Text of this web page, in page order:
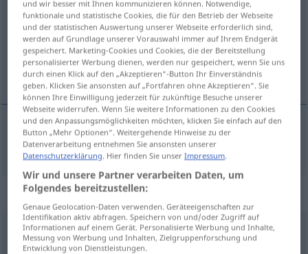
Übersicht aller Übersetzungen
(Für mehr Details die Übersetzung anklicken/antippen)
sablast, utvara, prikaza
sablast,utvara,prikaza Spuk
Synonyme für "Spuk"
(unheimliche) Erscheinung,(geisterhafte) Erscheinung
und wir besser mit Ihnen kommunizieren können. Notwendige,
funktionale und statistische Cookies, die für den Betrieb der Webseite
und der statistischen Auswertung unserer Webseite erforderlich sind,
werden auf Grundlage unserer Vorauswahl immer auf Ihrem Endgerät
gespeichert. Marketing-Cookies und Cookies, die der Bereitstellung
personalisierter Werbung dienen, werden nur gespeichert, wenn Sie uns
durch einen Klick auf den „Akzeptieren“-Button Ihr Einverständnis
geben. Klicken Sie ansonsten auf „Fortfahren ohne Akzeptieren“. Sie
können Ihre Einwilligung jederzeit für zukünftige Besuche unserer
Webseite widerrufen. Wenn Sie weitere Informationen zu den Cookies
und den Anpassungsmöglichkeiten möchten, klicken Sie einfach auf den
Button „Mehr Optionen“. Weitergehende Hinweise zu der
Datenverarbeitung entnehmen Sie ansonsten unserer
Datenschutzerklärung. Hier finden Sie unserImpressum.
Wir und unsere Partner verarbeiten Daten, um
Folgendes bereitzustellen:
Genaue Geolocation-Daten verwenden. Geräteeigenschaften zur
Identifikation aktiv abfragen. Speichern von und/oder Zugriff auf
Informationen auf einem Gerät. Personalisierte Werbung und Inhalte,
Messung von Werbung und Inhalten, Zielgruppenforschung und
Entwicklung von Dienstleistungen.